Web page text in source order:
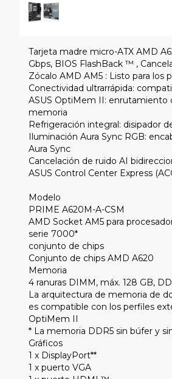
Tarjeta madre micro-ATX AMD
Gbps, BIOS FlashBack ™ ,
Zócalo AMD AM5 : Listo para
Conectividad ultrarrápida:
ASUS OptiMem II: enrutamiento
memoria
Refrigeración integral: disipador
Iluminación Aura Sync RGB:
Aura Sync
Cancelación de ruido AI
ASUS Control Center Express
Modelo
PRIME A620M-A-CSM
AMD Socket AM5 para
serie 7000*
conjunto de chips
Conjunto de chips AMD A620
Memoria
4 ranuras DIMM, máx. 128 GB,
La arquitectura de memoria de
es compatible con los perfiles
OptiMem II
* La memoria DDR5 sin búfer y
Gráficos
1 x DisplayPort**
1 x puerto VGA